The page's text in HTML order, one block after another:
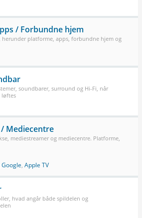
/ Forbundne hjem
herunder platforme, apps, forbundne hjem og
soundbarer, surround og Hi-Fi, når
løftes
Mediecentre
mediestreamer og mediecentre. Platforme,
, Apple TV
hvad angår både spildelen og